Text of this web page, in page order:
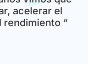
acelerar el
“